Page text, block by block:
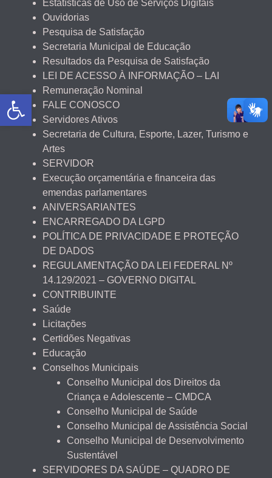
Estatísticas de Uso de Serviços Digitais
Ouvidorias
Pesquisa de Satisfação
Secretaria Municipal de Educação
Resultados da Pesquisa de Satisfação
LEI DE ACESSO À INFORMAÇÃO – LAI
Remuneração Nominal
FALE CONOSCO
Servidores Ativos
Secretaria de Cultura, Esporte, Lazer, Turismo e
Artes
SERVIDOR
Execução orçamentária e financeira das
emendas parlamentares
ANIVERSARIANTES
ENCARREGADO DA LGPD
POLÍTICA DE PRIVACIDADE E PROTEÇÃO
DE DADOS
REGULAMENTAÇÃO DA LEI FEDERAL Nº
14.129/2021 – GOVERNO DIGITAL
CONTRIBUINTE
Saúde
Licitações
Certidões Negativas
Educação
Conselhos Municipais
Conselho Municipal dos Direitos da
Criança e Adolescente – CMDCA
Conselho Municipal de Saúde
Conselho Municipal de Assistência Social
Conselho Municipal de Desenvolvimento
Sustentável
SERVIDORES DA SAÚDE – QUADRO DE
Abrir a barra de ferramentas